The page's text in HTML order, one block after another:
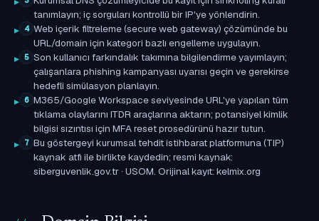
tanımlayın; iç sorguları kontrollü bir IP'ye yönlendirin.
4 Web içerik filtreleme (secure web gateway) çözümünde bu
URL/domain için kategori bazlı engelleme uygulayın.
5 Son kullanıcı farkındalık takımına bilgilendirme yayımlayın;
çalışanlara phishing kampanyası uyarısı geçin ve gerekirse
hedefli simülasyon planlayın.
6 M365/Google Workspace seviyesinde URL'ye yapılan tüm
tıklama olaylarını ITDR araçlarına aktarın; potansiyel kimlik
bilgisi sızıntısı için MFA reset prosedürünü hazır tutun.
7 Bu göstergeyi kurumsal tehdit istihbarat platformuna (TIP)
kaynak atfı ile birlikte kaydedin; resmi kaynak:
siberguvenlik.gov.tr · USOM. Orijinal kayıt: kelmix.org